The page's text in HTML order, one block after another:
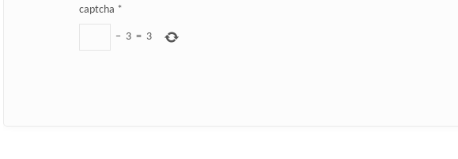
captcha *
− 3 = 3